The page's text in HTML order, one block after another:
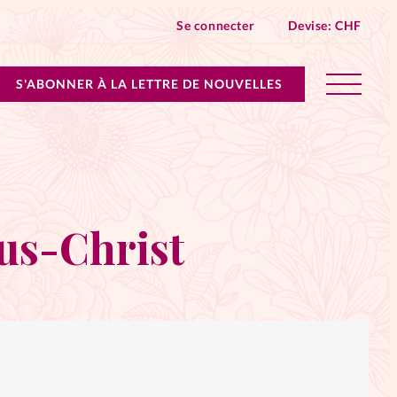
Se connecter Devise:CHF
S'ABONNER À LA LETTRE DE NOUVELLES
Christ